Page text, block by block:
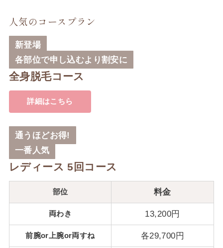
人気のコースプラン
新登場
各部位で申し込むより割安に
全身脱毛コース
詳細はこちら
通うほどお得!
一番人気
レディース 5回コース
部位 料金
両わき 13,200円
前腕or上腕or両すね 各29,700円